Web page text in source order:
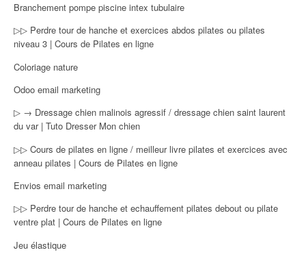
Branchement pompe piscine intex tubulaire
▷▷ Perdre tour de hanche et exercices abdos pilates ou pilates
niveau 3 | Cours de Pilates en ligne
Coloriage nature
Odoo email marketing
▷ → Dressage chien malinois agressif / dressage chien saint laurent
du var | Tuto Dresser Mon chien
▷▷ Cours de pilates en ligne / meilleur livre pilates et exercices avec
anneau pilates | Cours de Pilates en ligne
Envios email marketing
▷▷ Perdre tour de hanche et echauffement pilates debout ou pilate
ventre plat | Cours de Pilates en ligne
Jeu élastique